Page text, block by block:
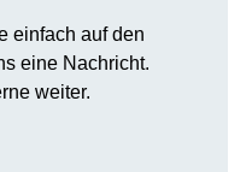
einfach auf den
eine Nachricht.
weiter.